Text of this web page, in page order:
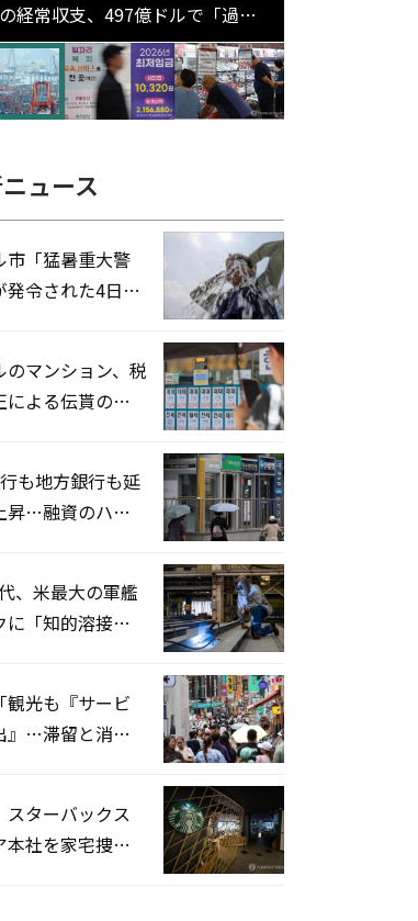
経常収支、497億ドルで「過去
」…輸出が初の1000億ドル突破
ュース
市「猛暑重大警
発令された4日、
のマンション、税
による伝貰の月
も地方銀行も延
昇…融資のハー
、米最大の軍艦
に「知的溶接」
観光も『サービ
』…滞留と消費
スターバックス
本社を家宅捜